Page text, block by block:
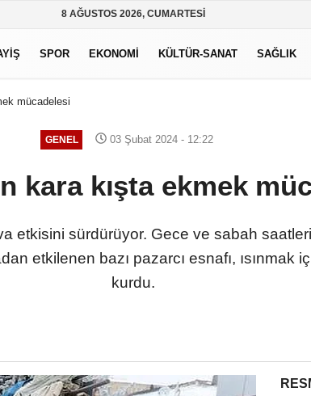
8 AĞUSTOS 2026, CUMARTESI
SPOR EKONOMİ KÜLTÜR-SANAT SAĞLIK
mücadelesi
GENEL 03 Şubat 2024 - 12:22
kara kışta ekmek
etkisini sürdürüyor. Gece ve sabah
etkilenen bazı pazarcı esnafı, ısınmak
kurdu.